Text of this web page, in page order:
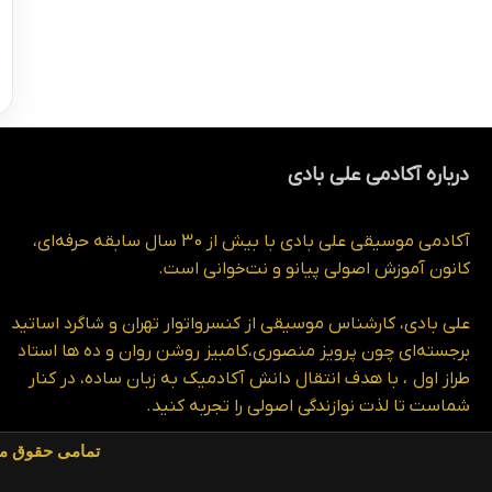
درباره آکادمی علی بادی
آکادمی موسیقی علی بادی با بیش از 30 سال سابقه حرفه‌ای،
کانون آموزش اصولی پیانو و نت‌خوانی است.
علی بادی، کارشناس موسیقی از کنسرواتوار تهران و شاگرد اساتید
برجسته‌ای چون پرویز منصوری،کامبیز روشن روان و ده ها استاد
طراز اول ، با هدف انتقال دانش آکادمیک به زبان ساده، در کنار
شماست تا لذت نوازندگی اصولی را تجربه کنید.
تمامی حقوق